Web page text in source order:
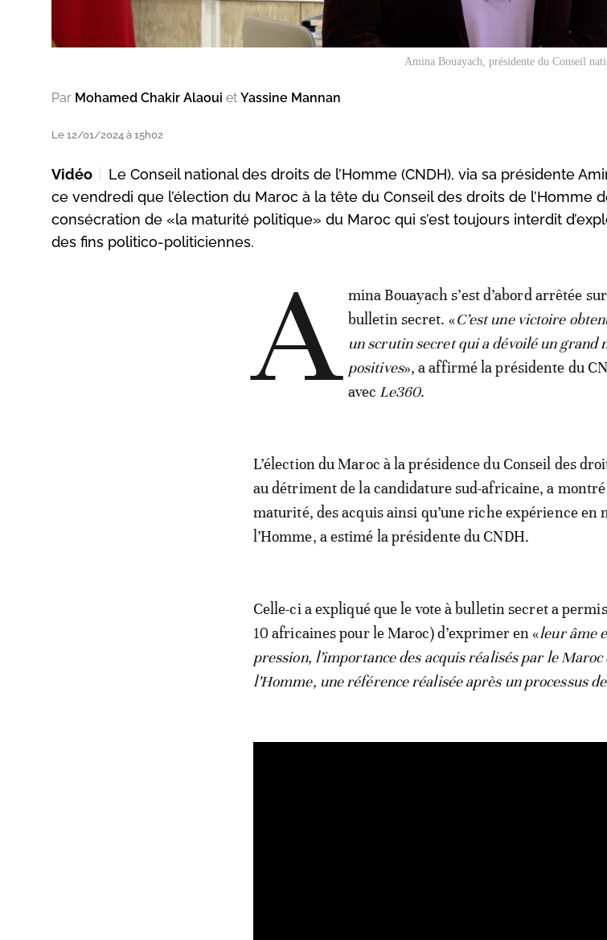
Amina Bouayach, présidente du Conseil
Par Mohamed Chakir Alaoui et Yassine Mannan
Le 12/01/2024 à 15h02
Vidéo
Le Conseil national des droits de l’Homme (CNDH), via sa présidente
ce vendredi que l’élection du Maroc à la tête du Conseil des droits de l’Homme
consécration de «la maturité politique» du Maroc qui s’est toujours interdit
des fins politico-politiciennes.
A mina Bouayach s’est d’abord arrêtée
bulletin secret. «C’est une victoire
un scrutin secret qui a dévoilé un grand
positives», a affirmé la présidente du
avec Le360.
L’élection du Maroc à la présidence du Conseil des
au détriment de la candidature sud-africaine, a
maturité, des acquis ainsi qu’une riche expérience en
l’Homme, a estimé la présidente du CNDH.
Celle-ci a expliqué que le vote à bulletin secret a
10 africaines pour le Maroc) d’exprimer en «leur âme
pression, l’importance des acquis réalisés par le
l’Homme, une référence réalisée après un processus